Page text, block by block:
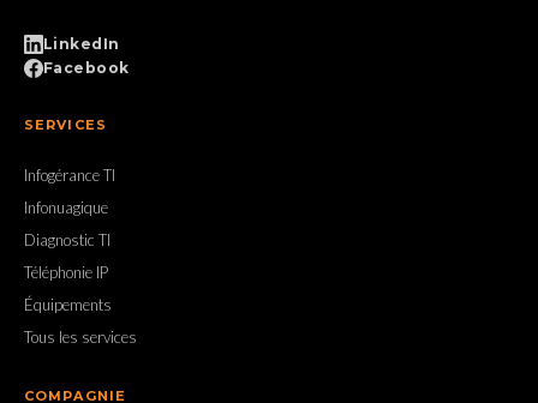
LinkedIn
Facebook
SERVICES
Infogérance TI
Infonuagique
Diagnostic TI
Téléphonie IP
Équipements
Tous les services
COMPAGNIE